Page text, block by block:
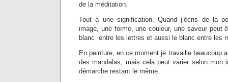
de la méditation.
Tout a une signification. Quand j’écris de la
image, une forme, une couleur, une saveur peut
blanc entre les lettres et aussi le blanc entre les
En peinture, en ce moment je travaille beaucoup
des mandalas, mais cela peut varier selon mon
démarche restant le même.